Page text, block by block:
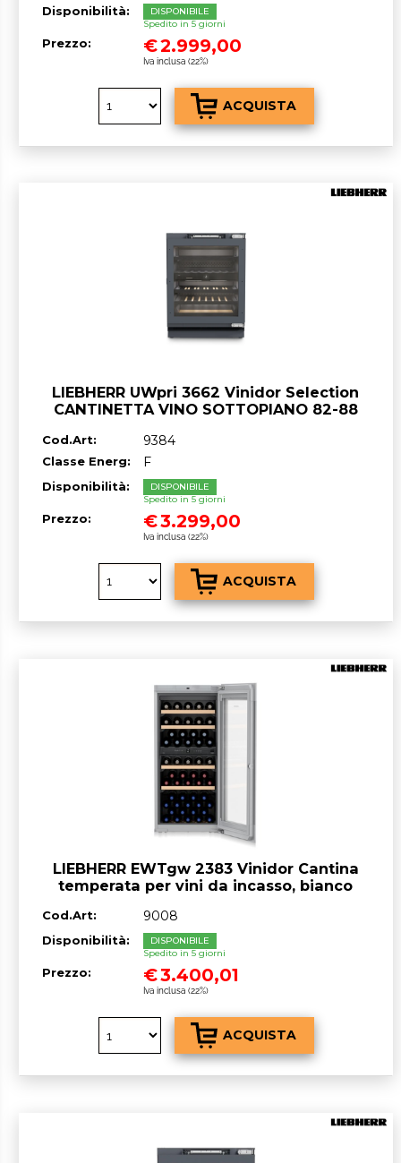
Disponibilità:
DISPONIBILE
Spedito in 5 giorni
Prezzo: €2.999,00
Iva inclusa (22%)
LIEBHERR UWpri 3662 Vinidor Selection
CANTINETTA VINO SOTTOPIANO 82-88
PREVENTIVO
Cod.Art: 9384
Classe Energ: F
Disponibilità:
DISPONIBILE
Spedito in 5 giorni
Prezzo: €3.299,00
Iva inclusa (22%)
LIEBHERR EWTgw 2383 Vinidor Cantina
temperata per vini da incasso, bianco
Cod.Art: 9008
Disponibilità:
DISPONIBILE
Spedito in 5 giorni
Prezzo: €3.400,01
Iva inclusa (22%)